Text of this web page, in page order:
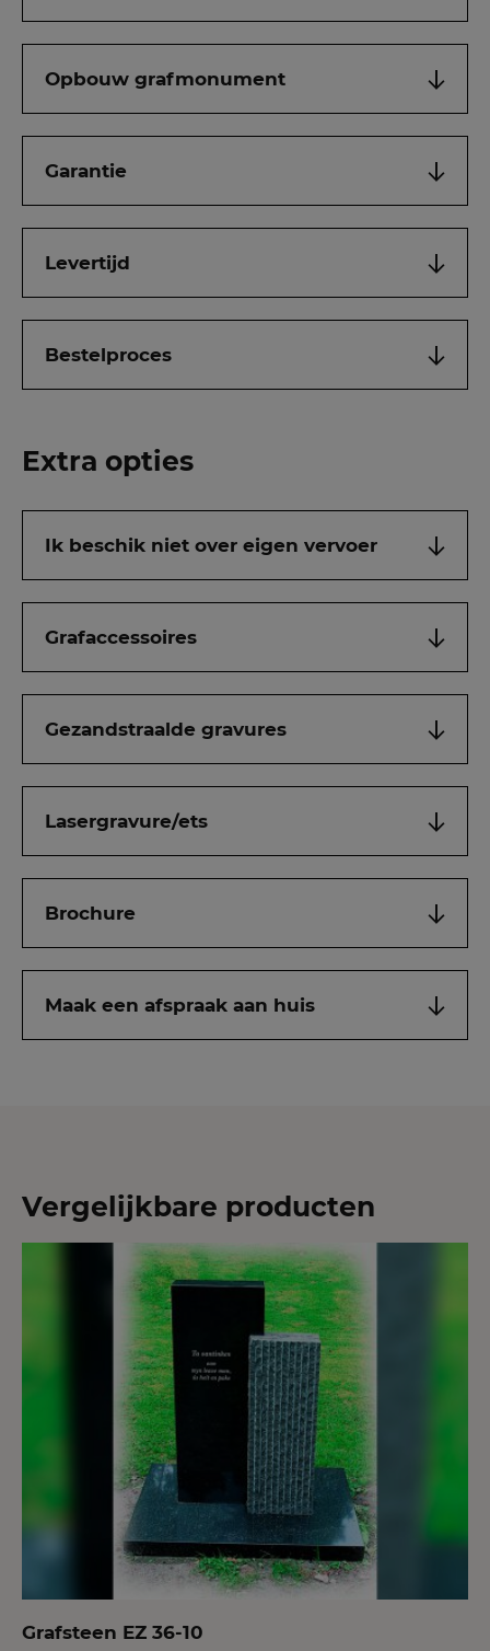
Opbouw grafmonument
Garantie
Levertijd
Bestelproces
Extra opties
Ik beschik niet over eigen vervoer
Grafaccessoires
Gezandstraalde gravures
Lasergravure/ets
Brochure
Maak een afspraak aan huis
Vergelijkbare producten
Grafsteen EZ 36-10